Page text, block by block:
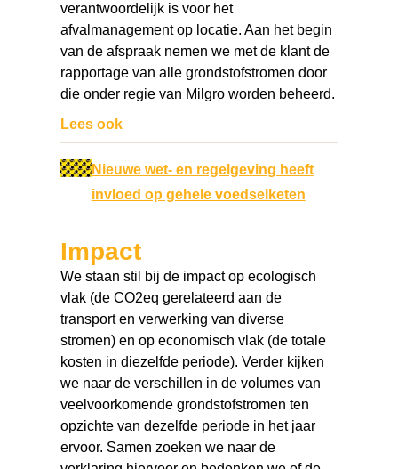
verantwoordelijk is voor het
afvalmanagement op locatie. Aan het begin
van de afspraak nemen we met de klant de
rapportage van alle grondstofstromen door
die onder regie van Milgro worden beheerd.
Lees ook
Nieuwe wet- en regelgeving heeft
invloed op gehele voedselketen
Impact
We staan stil bij de impact op ecologisch
vlak (de CO2eq gerelateerd aan de
transport en verwerking van diverse
stromen) en op economisch vlak (de totale
kosten in diezelfde periode). Verder kijken
we naar de verschillen in de volumes van
veelvoorkomende grondstofstromen ten
opzichte van dezelfde periode in het jaar
ervoor. Samen zoeken we naar de